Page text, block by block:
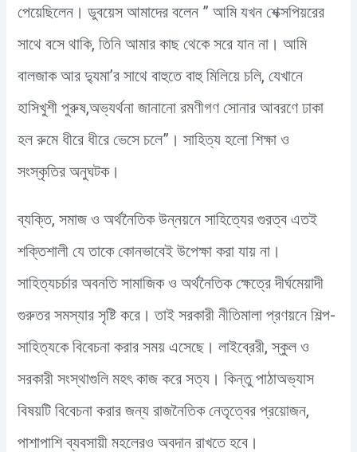
পেয়েছিলেন। ডুবয়েস আমাদের বলেন ” আমি যখন শেক্সপিয়রের
সাথে বসে থাকি, তিনি আমার কাছ থেকে সরে যান না। আমি
বালজাক আর দ্যুমা’র সাথে বাহুতে বাহু মিলিয়ে চলি, যেখানে
হাসিখুশী পুরুষ,অভ্যর্থনা জানানো রমণীগণ সোনার আবরণে ঢাকা
হল রুমে ধীরে ধীরে ভেসে চলে”। সাহিত্য হলো শিক্ষা ও
সংস্কৃতির অনুঘটক।
ব্যক্তি, সমাজ ও অর্থনৈতিক উন্নয়নে সাহিত্যের গুরত্ব এতই
শক্তিশালী যে তাকে কোনভাবেই উপেক্ষা করা যায় না।
সাহিত্যচর্চার অবনতি সামাজিক ও অর্থনৈতিক ক্ষেত্রে দীর্ঘমেয়াদী
গুরুতর সমস্যার সৃষ্টি করে। তাই সরকারী নীতিমালা প্রণয়নে শিল্প-
সাহিত্যকে বিবেচনা করার সময় এসেছে। লাইব্রেরী, স্কুল ও
সরকারী সংস্থাগুলি মহৎ কাজ করে সত্য। কিন্তু পাঠাঅভ্যাস
বিষয়টি বিবেচনা করার জন্য রাজনৈতিক নেতৃত্বের প্রয়োজন,
পাশাপাশি ব্যবসায়ী মহলেরও অবদান রাখতে হবে।